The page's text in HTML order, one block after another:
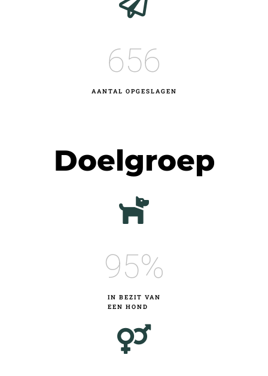
AANTAL OPGESLAGEN
656
Doelgroep
IN BEZIT VAN
EEN HOND
95%